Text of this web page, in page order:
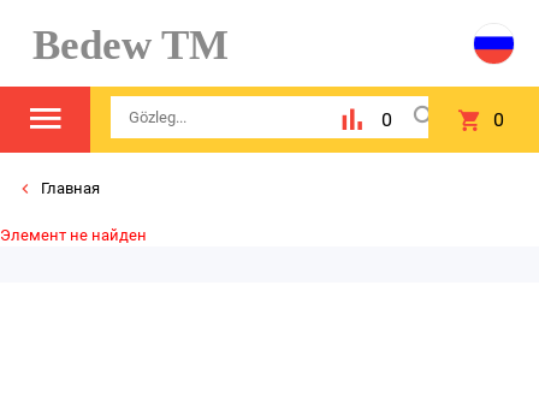
Bedew TM
0 0
Главная
Элемент не найден